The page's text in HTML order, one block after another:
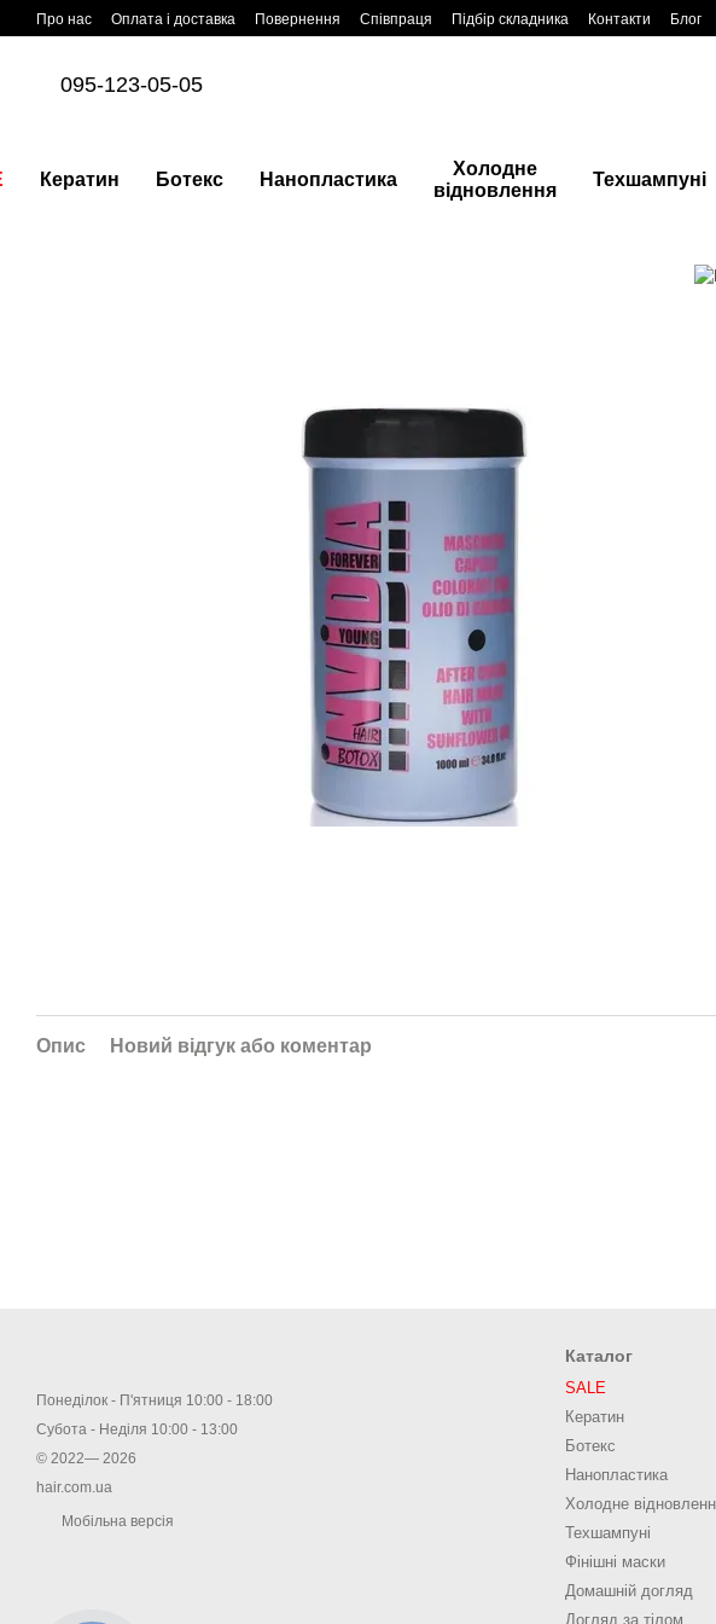
Перейти до основного контенту
Про нас Оплата і доставка Повернення Співпраця Підбір складника Контакти Блог
095-123-05-05
Кератин Ботекс Нанопластика
Холодне
відновлення
Техшампуні
Опис Новий відгук або коментар
Понеділок - П'ятниця 10:00 - 18:00
Субота - Неділя 10:00 - 13:00
© 2022— 2026
hair.com.ua
Мобільна версія
Каталог
SALE
Кератин
Ботекс
Нанопластика
Холодне
Техшампуні
Фінішні маски
Домашній догляд
Догляд за тілом